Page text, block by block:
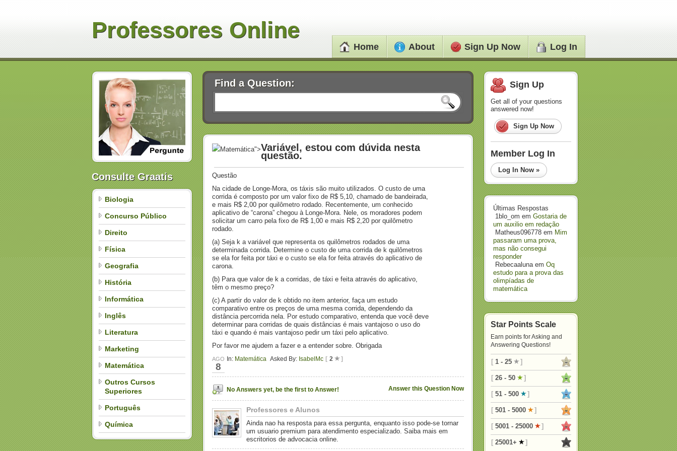
Home About Sign Up Now Log In
Professores Online
Consulte Graatis
Biologia
Concurso Público
Direito
Física
Geografia
História
Informática
Inglês
Literatura
Marketing
Matemática
Outros Cursos
Superiores
Português
Química
Find a Question:
Matemática">Variável, estou com dúvida nesta
questão.
Questão
Na cidade de Longe-Mora, os táxis são muito utilizados. O custo de uma
corrida é composto por um valor fixo de R$ 5,10, chamado de bandeirada,
e mais R$ 2,00 por quilômetro rodado. Recentemente, um conhecido
aplicativo de “carona” chegou à Longe-Mora. Nele, os moradores podem
solicitar um carro pela fixo de R$ 1,00 e mais R$ 2,20 por quilômetro
rodado.
(a) Seja k a variável que representa os quilômetros rodados de uma
determinada corrida. Determine o custo de uma corrida de k quilômetros
se ela for feita por táxi e o custo se ela for feita através do aplicativo de
carona.
(b) Para que valor de k a corridas, de táxi e feita através do aplicativo,
têm o mesmo preço?
(c) A partir do valor de k obtido no item anterior, faça um estudo
comparativo entre os preços de uma mesma corrida, dependendo da
distância percorrida nela. Por estudo comparativo, entenda que você deve
determinar para corridas de quais distâncias é mais vantajoso o uso do
táxi e quando é mais vantajoso pedir um táxi pelo aplicativo.
Por favor me ajudem a fazer e a entender sobre. Obrigada
In: Matemática Asked By: IsabelMc [ 2 ]
AGO
8
Answer this Question Now
No Answers yet, be the first to Answer!
Professores e Alunos
Ainda nao ha resposta para essa pergunta, enquanto isso pode-se tornar
um usuario premium para atendimento especializado. Saiba mais em
escritorios de advocacia online.
Sign Up
Get all of your questions
answered now!
Sign Up Now
Member Log In
Log In Now »
Últimas Respostas
1blo_om em Gostaria de
um auxilio em redação
Matheus096778 em Mim
passaram uma prova,
mas não consegui
responder
Rebecaalunaem Oq
estudo para a prova das
olimpíadas de
matemática
Star Points Scale
Earn points for Asking and
Answering Questions!
[ 1 - 25 ]
[ 26 - 50 ]
[ 51 - 500 ]
[ 501 - 5000 ]
[ 5001 - 25000 ]
[ 25001+ ]